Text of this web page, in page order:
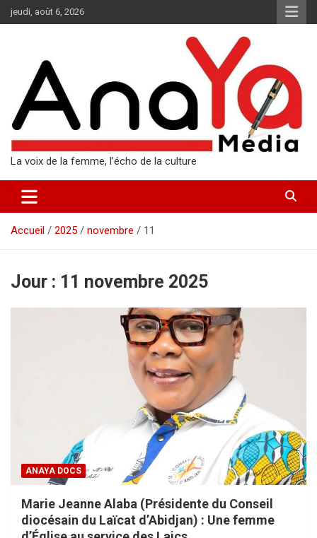
Aller
au
jeudi, août 6, 2026
La voix de la femme, l’écho de la culture
Accueil 2025 novembre 11
Jour : 11 novembre 2025
ANAYA DOCS
Marie Jeanne Alaba (Présidente du Conseil
diocésain du Laïcat d’Abidjan) : Une femme